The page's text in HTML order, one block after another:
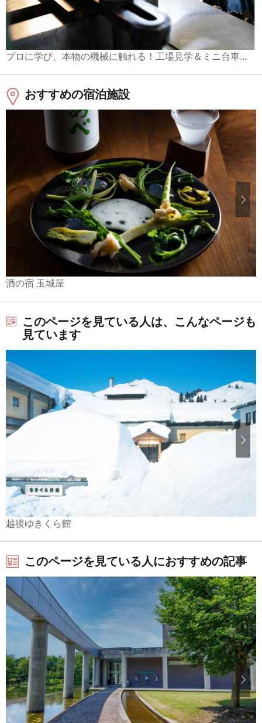
プロに学び、本物の機械に触れる！工場見学＆ミニ台車づくり
おすすめの宿泊施設
酒の宿 玉城屋
このページを見ている人は、こんなページも
見ています
越後ゆきくら館
このページを見ている人におすすめの記事